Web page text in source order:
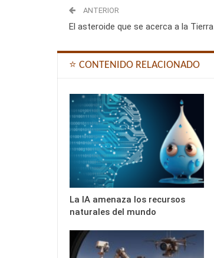
ANTERIOR
El asteroide que se acerca a la Tierra
⭐ CONTENIDO RELACIONADO
La IA amenaza los recursos
naturales del mundo